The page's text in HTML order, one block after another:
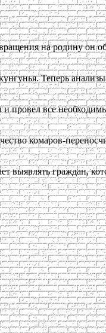
на родину он
Теперь
и провел все
комаров-
выявлять граждан,